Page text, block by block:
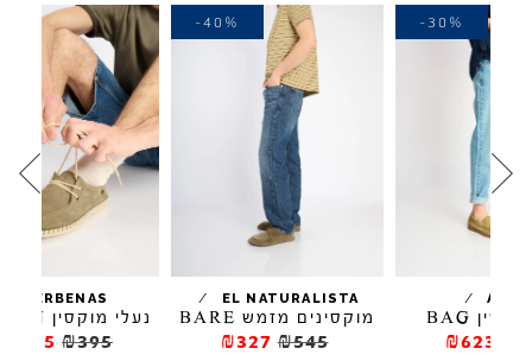
EL NATURALISTA
/
מוקסינים מזמש BARE
₪327
-40%
/
נעלי מוקסין TRUMAN
₪276.5
-30%